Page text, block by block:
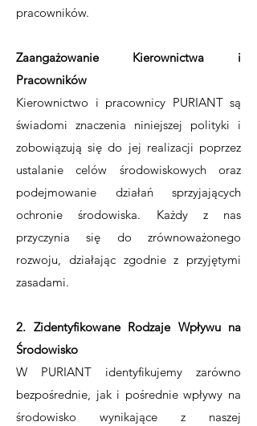
pracowników.
Zaangażowanie Kierownictwa i
Pracowników
Kierownictwo i pracownicy PURIANT są
świadomi znaczenia niniejszej polityki i
zobowiązują się do jej realizacji poprzez
ustalanie celów środowiskowych oraz
podejmowanie działań sprzyjających
ochronie środowiska. Każdy z nas
przyczynia się do zrównoważonego
rozwoju, działając zgodnie z przyjętymi
zasadami.
2. Zidentyfikowane Rodzaje Wpływu na
Środowisko
W PURIANT identyfikujemy zarówno
bezpośrednie, jak i pośrednie wpływy na
środowisko wynikające z naszej